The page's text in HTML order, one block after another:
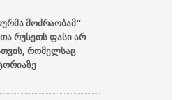
მოძრაობამ“
რუსეთს ფასი არ
რომელსაც